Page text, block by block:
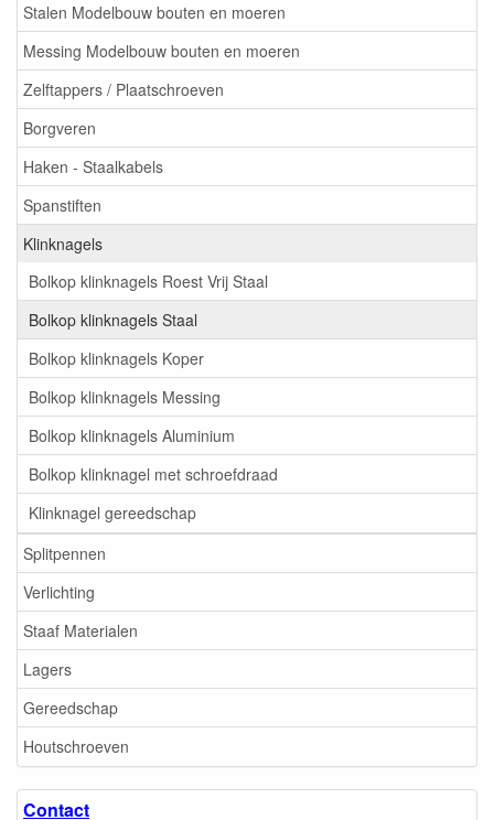
Stalen Modelbouw bouten en moeren
Messing Modelbouw bouten en moeren
Zelftappers / Plaatschroeven
Borgveren
Haken - Staalkabels
Spanstiften
Klinknagels
Bolkop klinknagels Roest Vrij Staal
Bolkop klinknagels Staal
Bolkop klinknagels Koper
Bolkop klinknagels Messing
Bolkop klinknagels Aluminium
Bolkop klinknagel met schroefdraad
Klinknagel gereedschap
Splitpennen
Verlichting
Staaf Materialen
Lagers
Gereedschap
Houtschroeven
Contact